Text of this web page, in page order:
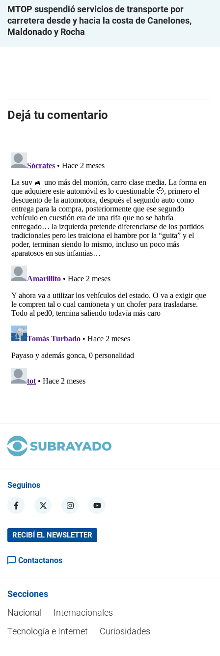
MTOP suspendió servicios de transporte por
carretera desde y hacia la costa de Canelones,
Maldonado y Rocha
Dejá tu comentario
Seguinos
RECIBÍ EL NEWSLETTER
Contactanos
Secciones
Nacional
Internacionales
Tecnología e Internet
Curiosidades